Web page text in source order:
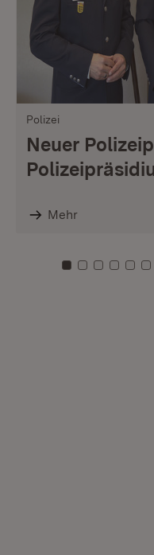
Polizei
Neuer
Mehr
Zu Kachel: 0
Zu Kachel:
ZuZuZu